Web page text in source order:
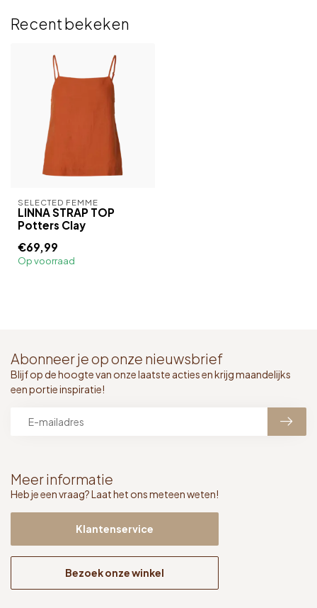
Recent bekeken
SELECTED FEMME
LINNA STRAP TOP
Potters Clay
€69,99
Op voorraad
Meer informatie
Heb je een vraag? Laat het ons meteen weten!
Klantenservice
Bezoek onze winkel
Abonneer je op onze nieuwsbrief
Blijf op de hoogte van onze laatste acties en krijg maandelijks
een portie inspiratie!